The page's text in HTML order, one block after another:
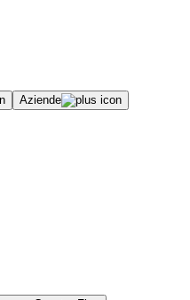
Aziende